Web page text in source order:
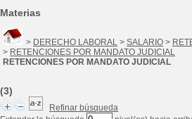
Materias
> DERECHO LABORAL > SALARIO >
> RETENCIONES POR MANDATO JUDICIAL
RETENCIONES POR MANDATO JUDICIAL
(3)
Refinar búsqueda